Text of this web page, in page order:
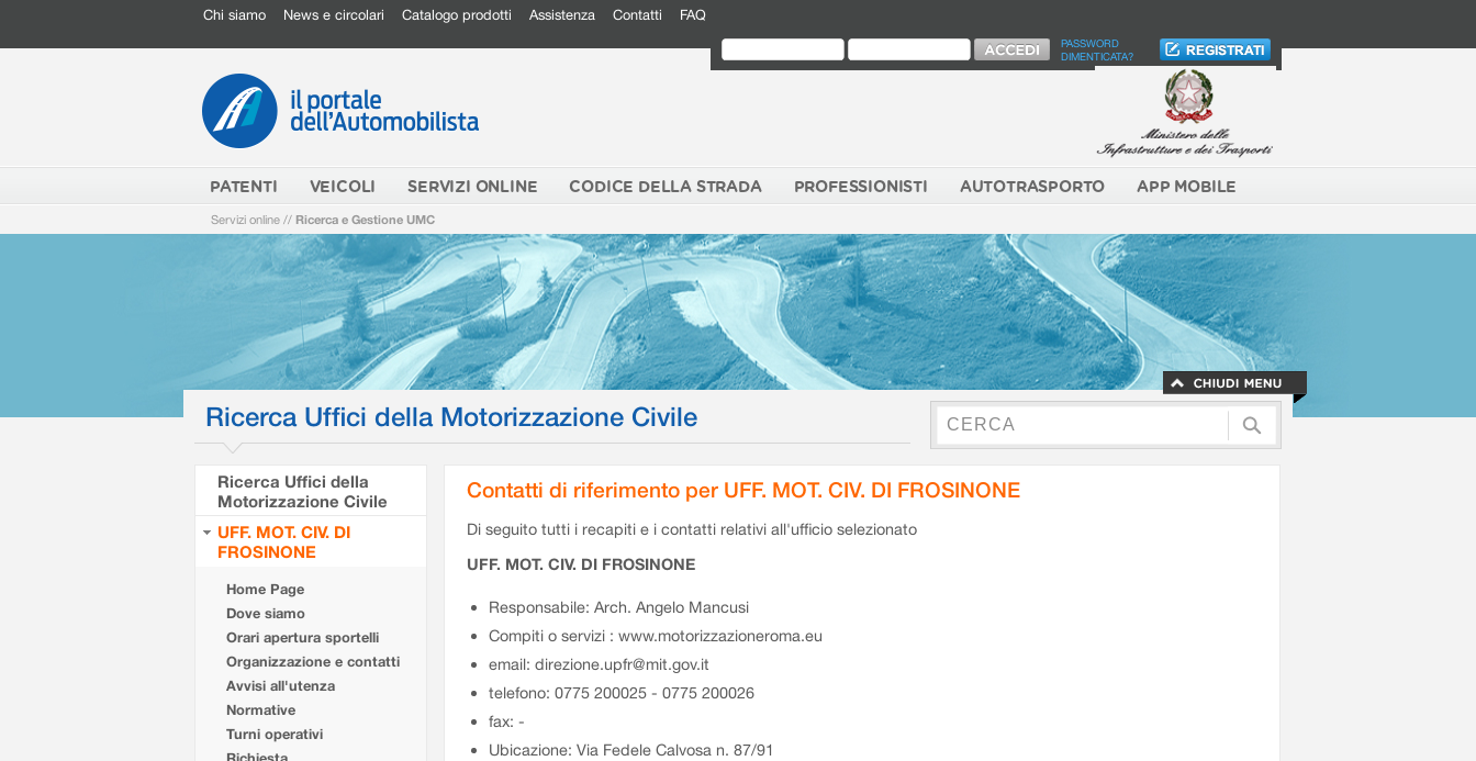
Chi siamo News e circolari Catalogo prodotti Assistenza Contatti FAQ
PASSWORD
DIMENTICATA?
PATENTI VEICOLI SERVIZI ONLINE CODICE DELLA STRADA PROFESSIONISTI AUTOTRASPORTO APP MOBILE
Servizi online // Ricerca e Gestione UMC
Ricerca Uffici della Motorizzazione Civile
Ricerca Uffici della
Motorizzazione Civile
UFF. MOT. CIV. DI
FROSINONE
Home Page
Dove siamo
Orari apertura sportelli
Organizzazione e contatti
Avvisi all'utenza
Normative
Turni operativi
Contatti di riferimento per UFF. MOT. CIV. DI FROSINONE
Di seguito tutti i recapiti e i contatti relativi all'ufficio selezionato
UFF. MOT. CIV. DI FROSINONE
Responsabile: Arch. Angelo Mancusi
Compiti o servizi : www.motorizzazioneroma.eu
email: direzione.upfr@mit.gov.it
telefono: 0775 200025 - 0775 200026
fax: -
Ubicazione: Via Fedele Calvosa n. 87/91